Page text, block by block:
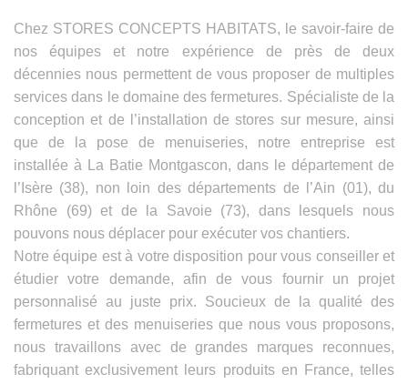
Chez STORES CONCEPTS HABITATS, le savoir-faire de
nos équipes et notre expérience de près de deux
décennies nous permettent de vous proposer de multiples
services dans le domaine des fermetures. Spécialiste de la
conception et de l’installation de stores sur mesure, ainsi
que de la pose de menuiseries, notre entreprise est
installée à La Batie Montgascon, dans le département de
l’Isère (38), non loin des départements de l’Ain (01), du
Rhône (69) et de la Savoie (73), dans lesquels nous
pouvons nous déplacer pour exécuter vos chantiers.
Notre équipe est à votre disposition pour vous conseiller et
étudier votre demande, afin de vous fournir un projet
personnalisé au juste prix. Soucieux de la qualité des
fermetures et des menuiseries que nous vous proposons,
nous travaillons avec de grandes marques reconnues,
fabriquant exclusivement leurs produits en France, telles